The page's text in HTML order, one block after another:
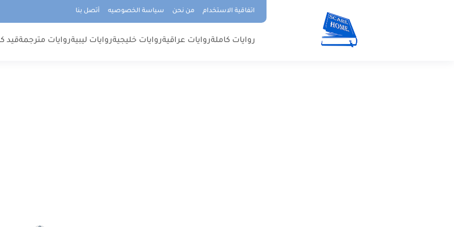
اتفاقية الاستخدام من نحن سياسة الخصوصيه أتصل بنا
روايات كاملةروايات عراقيةروايات خليجيةروايات ليبيةروايات مترجمةقيد